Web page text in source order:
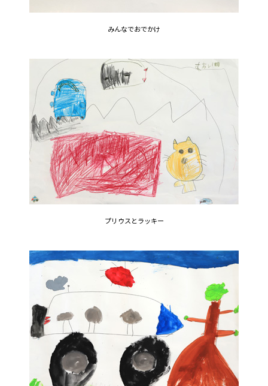
みんなでおでかけ
プリウスとラッキー